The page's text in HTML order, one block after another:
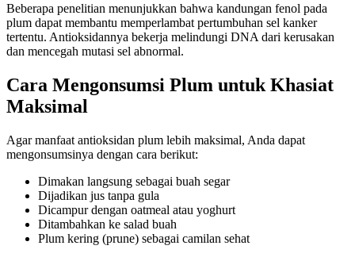
Beberapa penelitian menunjukkan bahwa kandungan fenol pada
plum dapat membantu memperlambat pertumbuhan sel kanker
tertentu. Antioksidannya bekerja melindungi DNA dari kerusakan
dan mencegah mutasi sel abnormal.
Cara Mengonsumsi Plum untuk Khasiat
Maksimal
Agar manfaat antioksidan plum lebih maksimal, Anda dapat
mengonsumsinya dengan cara berikut:
Dimakan langsung sebagai buah segar
Dijadikan jus tanpa gula
Dicampur dengan oatmeal atau yoghurt
Ditambahkan ke salad buah
Plum kering (prune) sebagai camilan sehat